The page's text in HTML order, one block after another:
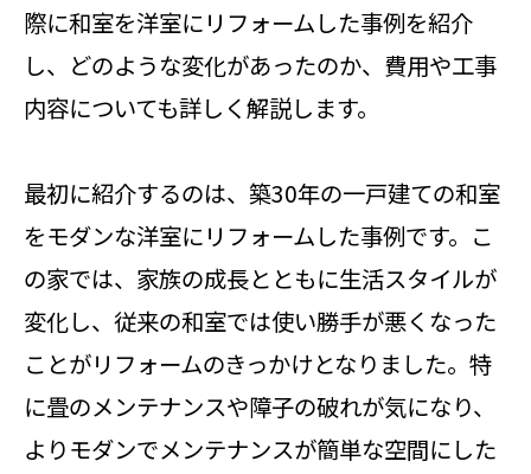
際に和室を洋室にリフォームした事例を紹介
し、どのような変化があったのか、費用や工事
内容についても詳しく解説します。
最初に紹介するのは、築30年の一戸建ての和室
をモダンな洋室にリフォームした事例です。こ
の家では、家族の成長とともに生活スタイルが
変化し、従来の和室では使い勝手が悪くなった
ことがリフォームのきっかけとなりました。特
に畳のメンテナンスや障子の破れが気になり、
よりモダンでメンテナンスが簡単な空間にした